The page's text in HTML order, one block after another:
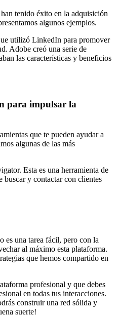
tenido éxito en la adquisición
algunos ejemplos.
utilizó LinkedIn para promover
Adobe creó una serie de
las características y beneficios
para impulsar la
que te pueden ayudar a
algunas de las más
Esta es una herramienta de
buscar y contactar con clientes
es una tarea fácil, pero con la
al máximo esta plataforma.
que hemos compartido en
profesional y que debes
en todas tus interacciones.
construir una red sólida y
suerte!